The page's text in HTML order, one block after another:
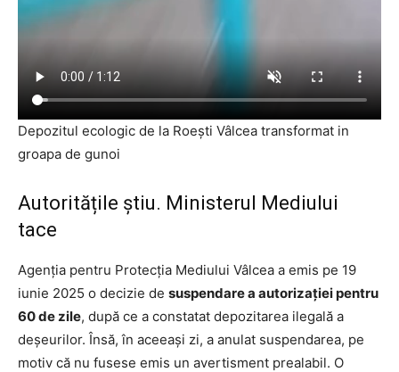
Depozitul ecologic de la Roești Vâlcea transformat in
groapa de gunoi
Autoritățile știu. Ministerul Mediului
tace
Agenția pentru Protecția Mediului Vâlcea a emis pe 19
iunie 2025 o decizie de suspendare a autorizației pentru
60 de zile, după ce a constatat depozitarea ilegală a
deșeurilor. Însă, în aceeași zi, a anulat suspendarea, pe
motiv că nu fusese emis un avertisment prealabil. O